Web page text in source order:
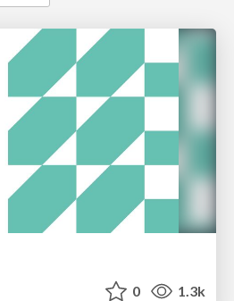
0 1.3k